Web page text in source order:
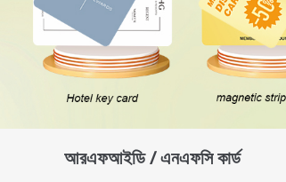
আরএফআইডি / এনএফসি কার্ড